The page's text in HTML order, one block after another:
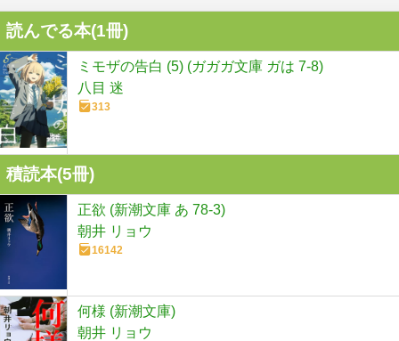
読んでる本(1冊)
ミモザの告白 (5) (ガガガ文庫 ガは 7-8)
八目 迷
313
積読本(5冊)
正欲 (新潮文庫 あ 78-3)
朝井 リョウ
16142
何様 (新潮文庫)
朝井 リョウ